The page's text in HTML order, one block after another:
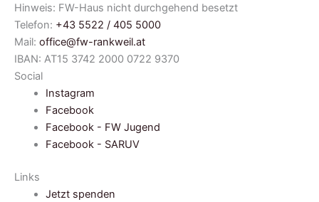
Hinweis: FW-Haus nicht durchgehend besetzt
Telefon: +43 5522 / 405 5000
Mail: office@fw-rankweil.at
IBAN: AT15 3742 2000 0722 9370
Social
Instagram
Facebook
Facebook - FW Jugend
Facebook - SARUV
Links
Jetzt spenden